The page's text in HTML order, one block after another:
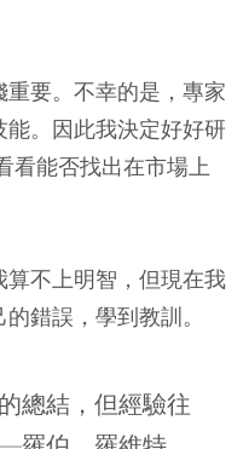
要。 不幸的是，專家
。因此我決定好好研
看能否找出在市場上
不上明智，但現在我
錯誤，學到教訓。
總結，但經驗往